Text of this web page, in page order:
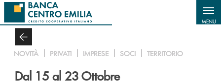
Salta al contenuto principale
MENU
NOVITÀ PRIVATI IMPRESE SOCI TERRITORIO
Dal 15 al 23 Ottobre